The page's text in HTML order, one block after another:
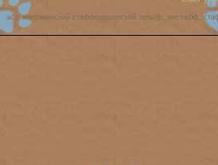
аст, американский стаффордширский терьер, амстафф,